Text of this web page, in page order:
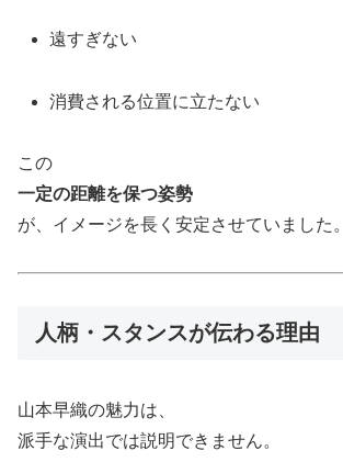
遠すぎない
消費される位置に立たない
この
一定の距離を保つ姿勢
が、イメージを長く安定させていました。
人柄・スタンスが伝わる理由
山本早織の魅力は、
派手な演出では説明できません。